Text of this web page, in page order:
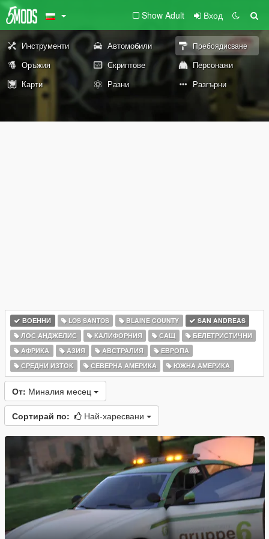
Show Adult Вход
Инструменти Автомобили Пребоядисване
Оръжия Скриптове
Персонажи
Карти
Разни Разгърни
ВОЕННИ LOS SANTOS BLAINE COUNTY
SAN ANDREAS
ЛОС АНДЖЕЛИС
КАЛИФОРНИЯ САЩ
БЕЛЕТРИСТИЧНИ
АФРИКА
АЗИЯ АВСТРАЛИЯ
ЕВРОПА
СРЕДНИ ИЗТОК
СЕВЕРНА АМЕРИКА ЮЖНА АМЕРИКА
От: Миналия месец
Сортирай по: Най-харесвани